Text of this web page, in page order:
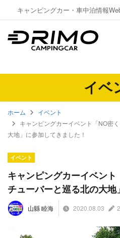
キャンピングカー・車中泊情報
イベ
ホーム
イベント
キャンピングカーイベント「NO密
大地」に参加してきました！
イベント
キャンピングカーイベン
チューバーと巡る北の大地
山縣 睦海 2020.08.03